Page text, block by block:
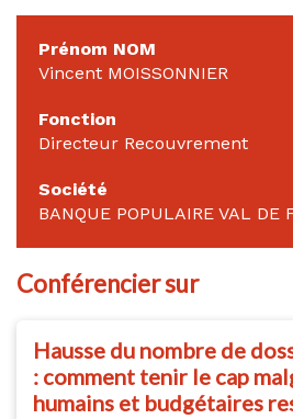
Prénom NOM
Vincent MOISSONNIER
Fonction
Directeur Recouvrement
Société
BANQUE POPULAIRE VAL DE
Conférencier sur
Hausse du nombre de
: comment tenir le cap
humains et budgétaires